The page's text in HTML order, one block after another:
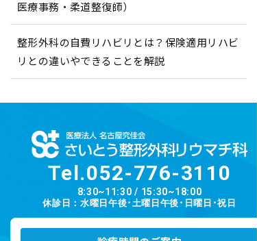
医療事務・柔道整復師）
整形外科の自費リハビリとは？保険適用リハビ
リとの違いやできることを解説
Tel.052-776-3110
8:30~11:30 / 15:30~18:00
休診日：水曜日午後･土曜日午後･日曜日･祝日